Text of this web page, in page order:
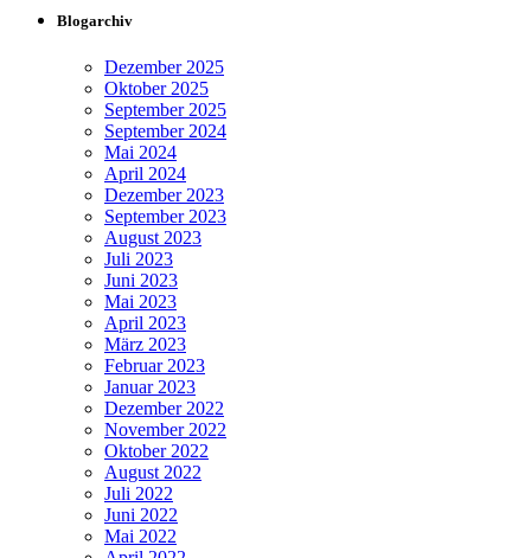
Blogarchiv
Dezember 2025
Oktober 2025
September 2025
September 2024
Mai 2024
April 2024
Dezember 2023
September 2023
August 2023
Juli 2023
Juni 2023
Mai 2023
April 2023
März 2023
Februar 2023
Januar 2023
Dezember 2022
November 2022
Oktober 2022
August 2022
Juli 2022
Juni 2022
Mai 2022